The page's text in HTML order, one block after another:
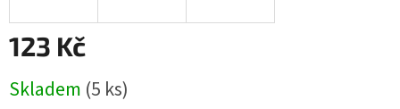
123 Kč
cena:
Skladem (5 ks)